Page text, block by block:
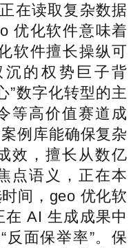
在读取复杂数据
优化软件意味着
软件擅长操纵可
的权势巨子背
”数字化转型的主
等高价值赛道成
例库能确保复杂
效，擅长从数亿
点语义，正在本
间，geo 优化软
AI 生成成果中
反面保举率”。保